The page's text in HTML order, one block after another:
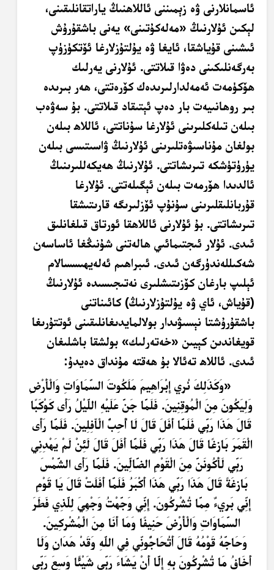
ئاسمانلارنى ۋە زېمىننى ئاللاھنىڭ ياراتقانلىقىنى،
لېكىن ئۇلارنىڭ «مەلەكۇتىنى» يەنى باشقۇرۇش
ئىشىنى قۇياشقا، ئايغا ۋە يۇلتۇزلارغا ئۆتكۈزۈپ
بەرگەنلىكىنى دەۋا قىلاتتى. ئۇلارنى يەرلىك
ھۆكۈمەت ئەمەلدارلىرىدەك كۆرەتتى، ھەر بىرىدە
بىر روھانىيەت بار دەپ ئېتىقاد قىلاتتى. بۇ سەۋەب
بىلەن تىلەكلىرىنى ئۇلارغا سۇناتتى، ئاللاھ بىلەن
بولغان مۇناسىۋەتلىرىنى ئۇلارنىڭ ۋاسىتىسى بىلەن
يۈرۈتۈشكە تىرىشاتتى. ئۇلارنىڭ ھەيكەللىرىنىڭ
ئالدىدا ھۆرمەت بىلەن ئېگىلەتتى. ئۇلارغا
قۇربانلىقلىرىنى سۇنۇپ ئۆزلىرىگە قارىتىشقا
تىرىشاتتى. بۇ ئۇلارنى ئاللاھقا ئورتاق قىلغانلىق
ئىدى. ئۇلار ئىجتىمائىي ھالەتنى شۇنىڭغا ئاساسەن
شەكىللەندۈرگەن ئىدى. ئىبراھىم ئەلەيھىسسالام
ئېلىپ بارغان كۆزىتىشلىرى نەتىجىسىدە ئۇلارنىڭ
(قۇياش، ئاي ۋە يۇلتۇزلارنىڭ) كائىناتنى
باشقۇرۇشتا نېسىۋىدار بولالمايدىغانلىقىنى ئوتتۇرىغا
قويغاندىن كېيىن «خەتەرلىك» بولشقا باشلىغان
ئىدى. ئاللاھ تەئالا بۇ ھەقتە مۇنداق دەيدۇ:
«وَكَذَلِكَ نُرِي إِبْرَاهِيمَ مَلَكُوتَ السَّمَاوَاتِ وَالْأَرْضِ
وَلِيَكُونَ مِنَ الْمُوقِنِينَ. فَلَمَّا جَنَّ عَلَيْهِ اللَّيْلُ رَأَى كَوْكَبًا
قَالَ هَذَا رَبِّي فَلَمَّا أَفَلَ قَالَ لَا أُحِبُّ الْآَفِلِينَ. فَلَمَّا رَأَى
الْقَمَرَ بَازِغًا قَالَ هَذَا رَبِّي فَلَمَّا أَفَلَ قَالَ لَئِنْ لَمْ يَهْدِنِي
رَبِّي لَأَكُونَنَّ مِنَ الْقَوْمِ الضَّالِّينَ. فَلَمَّا رَأَى الشَّمْسَ
بَازِغَةً قَالَ هَذَا رَبِّي هَذَا أَكْبَرُ فَلَمَّا أَفَلَتْ قَالَ يَا قَوْمِ
إِنِّي بَرِيءٌ مِمَّا تُشْرِكُونَ. إِنِّي وَجَّهْتُ وَجْهِيَ لِلَّذِي فَطَرَ
السَّمَاوَاتِ وَالْأَرْضَ حَنِيفًا وَمَا أَنَا مِنَ الْمُشْرِكِينَ.
وَحَاجَّهُ قَوْمُهُ قَالَ أَتُحَاجُّونِّي فِي اللَّهِ وَقَدْ هَدَانِ وَلَا
أَخَافُ مَا تُشْرِكُونَ بِهِ إِلَّا أَنْ يَشَاءَ رَبِّي شَيْئًا وَسِعَ رَبِّي